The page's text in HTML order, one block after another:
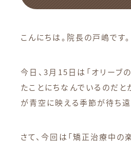
こんにちは。院長の戸嶋です。
今日、3月15日は「オリーブ
たことにちなんでいるのだ
が青空に映える季節が待ち遠
さて、今回は「矯正治療中の